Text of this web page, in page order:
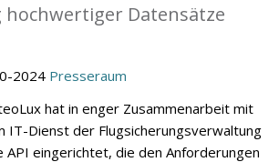
Datensätze
2024 Presseraum
hat in enger Zusammenarbeit mit
IT-Dienst der Flugsicherungsverwaltung
API eingerichtet, die den Anforderungen